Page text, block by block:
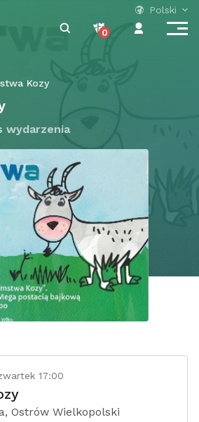
Polski
0
Kozy
wydarzenia
17:00
Ostrów Wielkopolski